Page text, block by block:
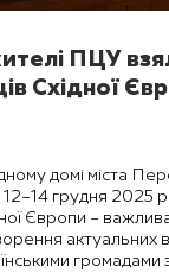
ПЦУ
Східної
домі міста
грудня 2025
Європи –
актуальних
громадами